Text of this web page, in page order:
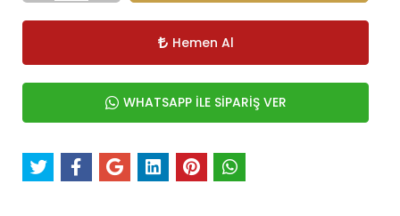
Hemen Al
WHATSAPP İLE SİPARİŞ VER